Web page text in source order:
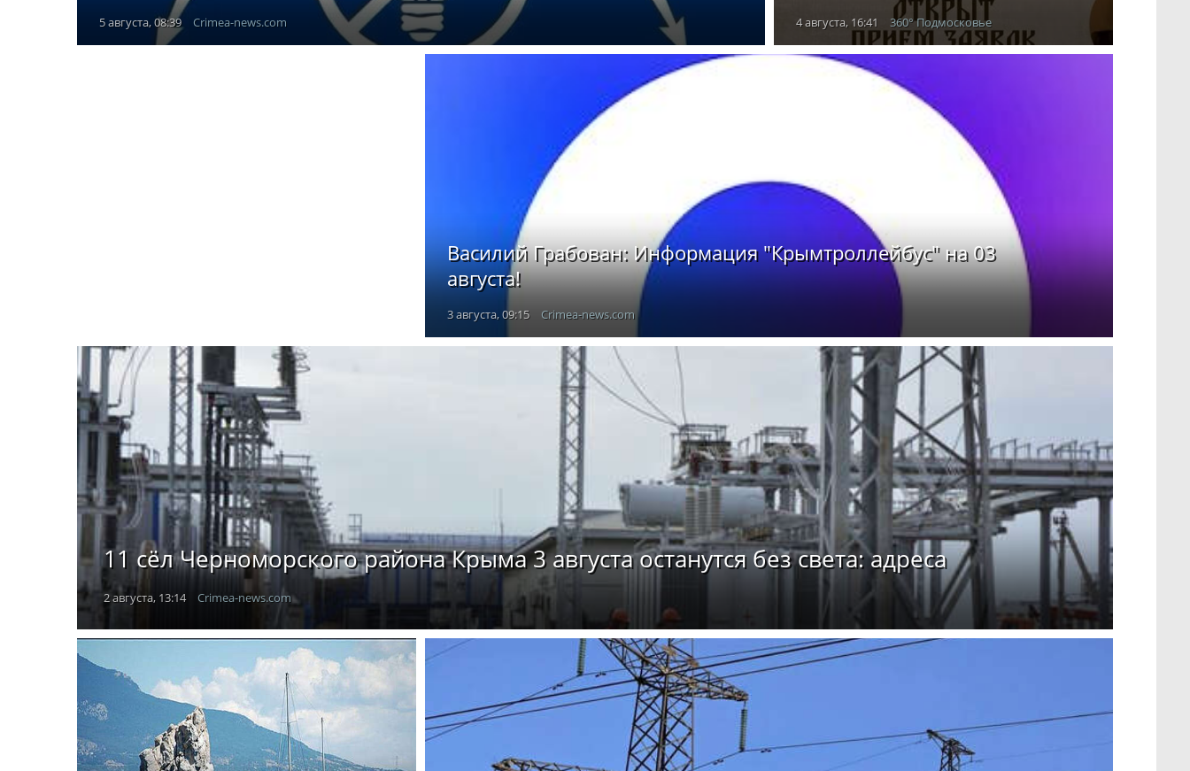
5 августа, 08:39 Crimea-news.com 4 августа, 16:41 360° Подмосковье
Василий Грабован: Информация "Крымтроллейбус" на 03
августа!
3 августа, 09:15 Crimea-news.com
11 сёл Черноморского района Крыма 3 августа останутся без света: адреса
2 августа, 13:14 Crimea-news.com